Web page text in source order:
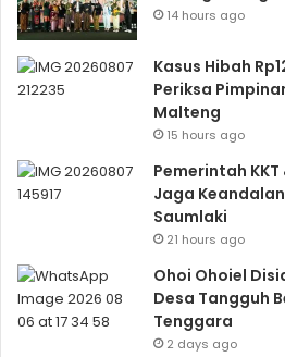
14 hours ago
Kasus Hibah
Periksa
Malteng
15 hours ago
Pemerintah
Jaga
Saumlaki
21 hours ago
Ohoi Ohoiel
Desa Tangguh
Tenggara
2 days ago